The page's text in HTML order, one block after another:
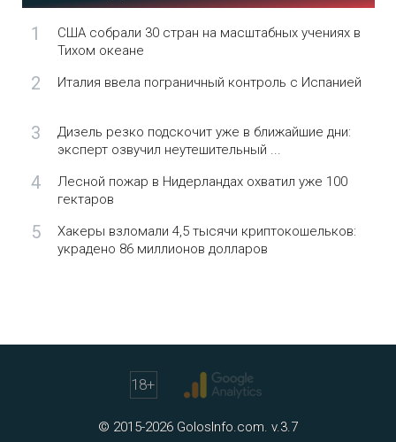
1
США собрали 30 стран на масштабных учениях в
Тихом океане
2 Италия ввела пограничный контроль с Испанией
3
Дизель резко подскочит уже в ближайшие дни:
эксперт озвучил неутешительный ...
4
Лесной пожар в Нидерландах охватил уже 100
гектаров
5
Хакеры взломали 4,5 тысячи криптокошельков:
украдено 86 миллионов долларов
18+
© 2015-2026 GolosInfo.com. v.3.7